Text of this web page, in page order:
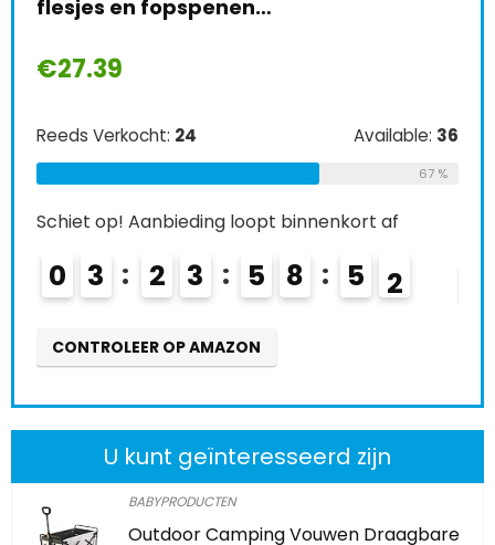
flesjes en fopspenen…
€27.39
Reeds Verkocht: 24 Available: 36
67 %
Schiet op! Aanbieding loopt binnenkort af
0 3 2 3 5 8 5 0
CONTROLEER OP AMAZON
U kunt geïnteresseerd zijn
BABYPRODUCTEN
Outdoor Camping Vouwen Draagbare